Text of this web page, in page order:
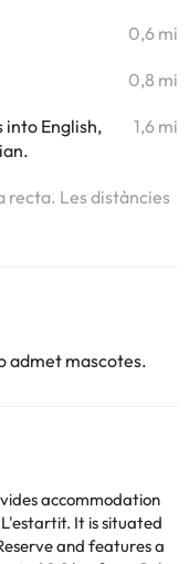
0,6 mi
0,8 mi
into English,
1,6 mi
recta. Les distàncies
admet mascotes.
accommodation
It is situated
and features a